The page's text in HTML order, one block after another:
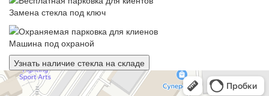
Замена стекла под ключ
Машина под охраной
Узнать наличие стекла на складе